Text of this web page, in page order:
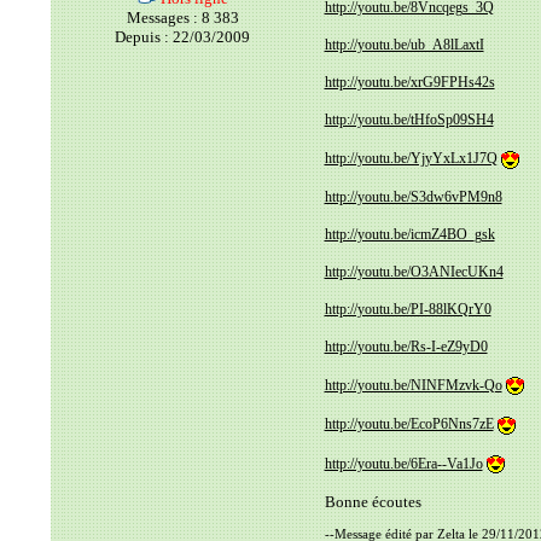
Messages : 8 383
Depuis : 22/03/2009
http://youtu.be/8Vncqegs_3Q
http://youtu.be/ub_A8lLaxtI
http://youtu.be/xrG9FPHs42s
http://youtu.be/tHfoSp09SH4
http://youtu.be/YjyYxLx1J7Q
http://youtu.be/S3dw6vPM9n8
http://youtu.be/icmZ4BO_gsk
http://youtu.be/O3ANIecUKn4
http://youtu.be/PI-88lKQrY0
http://youtu.be/Rs-I-eZ9yD0
http://youtu.be/NINFMzvk-Qo
http://youtu.be/EcoP6Nns7zE
http://youtu.be/6Era--Va1Jo
Bonne écoutes
--Message édité par Zelta le 29/11/